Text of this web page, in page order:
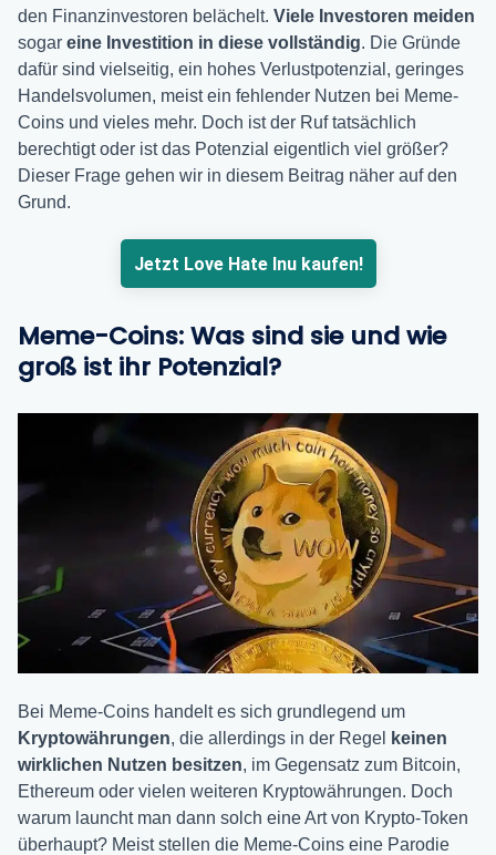
den Finanzinvestoren belächelt. Viele Investoren meiden
sogar eine Investition in diese vollständig. Die Gründe
dafür sind vielseitig, ein hohes Verlustpotenzial, geringes
Handelsvolumen, meist ein fehlender Nutzen bei Meme-
Coins und vieles mehr. Doch ist der Ruf tatsächlich
berechtigt oder ist das Potenzial eigentlich viel größer?
Dieser Frage gehen wir in diesem Beitrag näher auf den
Grund.
Jetzt Love Hate Inu kaufen!
Meme-Coins: Was sind sie und wie
groß ist ihr Potenzial?
Bei Meme-Coins handelt es sich grundlegend um
Kryptowährungen, die allerdings in der Regel
keinen
wirklichen Nutzen besitzen, im Gegensatz zum Bitcoin,
Ethereum oder vielen weiteren Kryptowährungen. Doch
warum launcht man dann solch eine Art von Krypto-Token
überhaupt? Meist stellen die Meme-Coins eine Parodie